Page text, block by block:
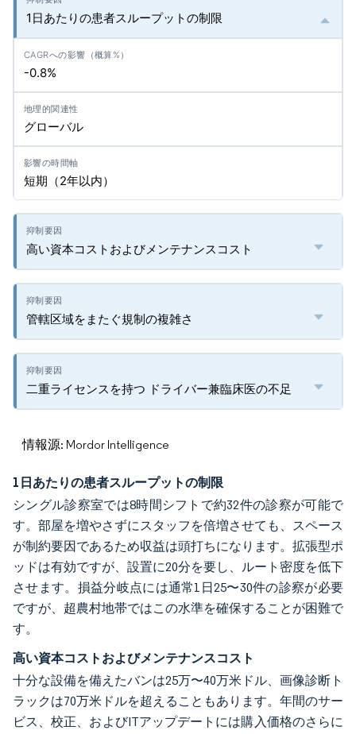
1日あたりの患者スループットの制限
-0.8%
グローバル
短期（2年以内）
高い資本コストおよびメンテナンスコスト
管轄区域をまたぐ規制の複雑さ
二重ライセンスを持つ ドライバー兼臨床医の不足
情報源: Mordor Intelligence
1日あたりの患者スループットの制限
シングル診察室では8時間シフトで約32件の診察が可能で
す。部屋を増やさずにスタッフを倍増させても、スペース
が制約要因であるため収益は頭打ちになります。拡張型ポ
ッドは有効ですが、設置に20分を要し、ルート密度を低下
させます。損益分岐点には通常1日25〜30件の診察が必要
ですが、超農村地帯ではこの水準を確保することが困難で
す。
高い資本コストおよびメンテナンスコスト
十分な設備を備えたバンは25万〜40万米ドル、画像診断ト
ラックは70万米ドルを超えることもあります。年間のサー
ビス、校正、およびITアップデートには購入価格のさらに